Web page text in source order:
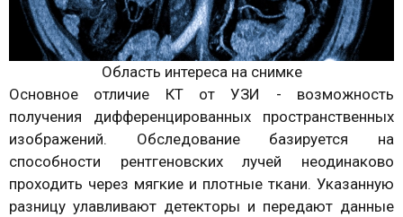
Область интереса на снимке
Основное отличие КТ от УЗИ - возможность
получения дифференцированных пространственных
изображений. Обследование базируется на
способности рентгеновских лучей неодинаково
проходить через мягкие и плотные ткани. Указанную
разницу улавливают детекторы и передают данные